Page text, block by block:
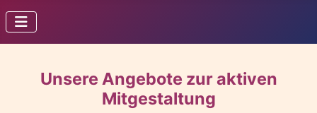
Unsere Angebote zur aktiven
Mitgestaltung